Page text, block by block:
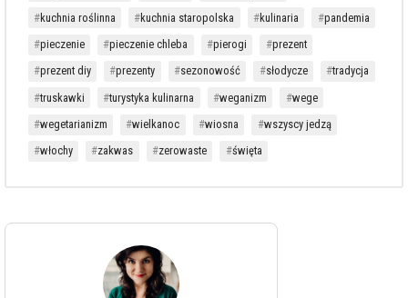
kuchnia roślinna
kuchnia staropolska kulinaria
pandemia
pieczenie
pieczenie chleba pierogi
prezent
prezent diy
prezenty sezonowość słodycze
tradycja
truskawki
turystyka kulinarna weganizm
wege
wegetarianizm
wielkanoc wiosna
wszyscy jedzą
włochy
zakwas zerowaste święta